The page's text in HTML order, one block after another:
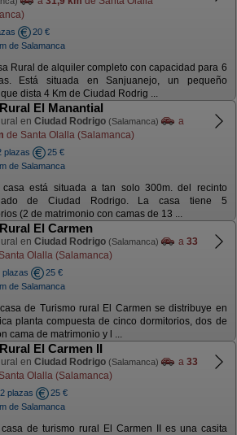
20 €
de Salamanca
Rural de alquiler completo con capacidad para 6
Está situada en Sanjuanejo, un pequeño
dista 4 Km de Ciudad Rodrig ...
El Manantial
en Ciudad Rodrigo (Salamanca)
a
de Santa Olalla (Salamanca)
plazas
25 €
de Salamanca
casa está situada a tan solo 300m. del recinto
de Ciudad Rodrigo. La casa tiene 5
(2 de matrimonio con camas de 13 ...
El Carmen
en Ciudad Rodrigo (Salamanca) a 33
Olalla (Salamanca)
plazas
25 €
de Salamanca
de Turismo rural El Carmen se distribuye en
planta compuesta de cinco dormitorios, dos de
cama de matrimonio y l ...
El Carmen II
en Ciudad Rodrigo (Salamanca) a 33
Olalla (Salamanca)
plazas
25 €
de Salamanca
de turismo rural El Carmen II es una casita